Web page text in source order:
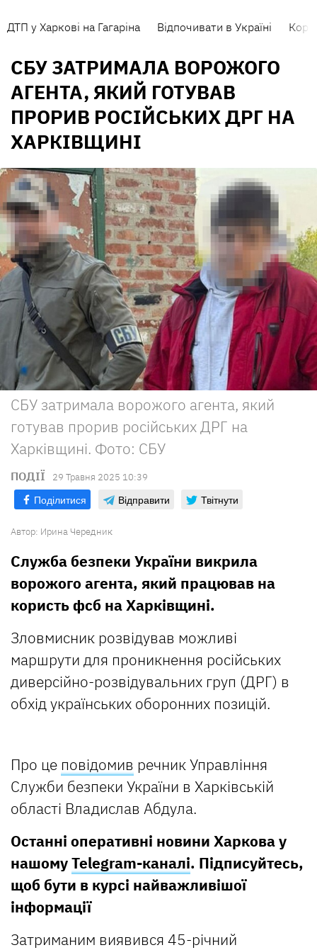
ДТП у Харкові на Гагаріна Відпочивати в Україні
СБУ ЗАТРИМАЛА ВОРОЖОГО
АГЕНТА, ЯКИЙ ГОТУВАВ
ПРОРИВ РОСІЙСЬКИХ ДРГ НА
ХАРКІВЩИНІ
СБУ затримала ворожого агента, який
готував прорив російських ДРГ на
Харківщині. Фото: СБУ
ПОДІЇ 29 Травня 2025 10:39
Поділитися Відправити Твітнути
Автор: Ирина Чередник
Служба безпеки України викрила
ворожого агента, який працював на
користь фсб на Харківщині.
Зловмисник розвідував можливі
маршрути для проникнення російських
диверсійно-розвідувальних груп (ДРГ) в
обхід українських оборонних позицій.
Про це повідомив речник Управління
Служби безпеки України в Харківській
області Владислав Абдула.
Останні оперативні новини Харкова у
нашомуTelegram-каналі. Підписуйтесь,
щоб бути в курсі найважливішої
інформації
Затриманим виявився 45-річний